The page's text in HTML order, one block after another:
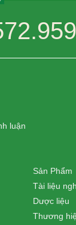
luận
Sản Phẩm
Tài liệu
Dược liệu
Thương